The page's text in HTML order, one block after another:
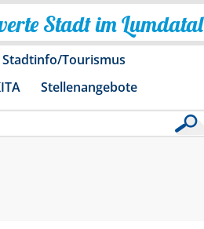
Stadt im Lumdatal
Stadtinfo/Tourismus
Stellenangebote